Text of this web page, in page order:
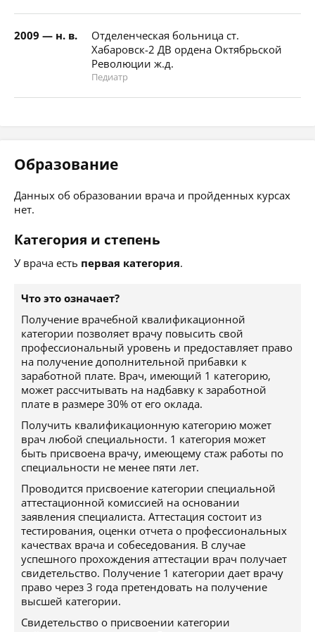
2009 — н. в.
Отделенческая больница ст.
Хабаровск-2 ДВ ордена Октябрьской
Революции ж.д.
Педиатр
Образование
Данных об образовании врача и пройденных курсах
нет.
Категория и степень
У врача есть первая категория.
Что это означает?
Получение врачебной квалификационной
категории позволяет врачу повысить свой
профессиональный уровень и предоставляет право
на получение дополнительной прибавки к
заработной плате. Врач, имеющий 1 категорию,
может рассчитывать на надбавку к заработной
плате в размере 30% от его оклада.
Получить квалификационную категорию может
врач любой специальности. 1 категория может
быть присвоена врачу, имеющему стаж работы по
специальности не менее пяти лет.
Проводится присвоение категории специальной
аттестационной комиссией на основании
заявления специалиста. Аттестация состоит из
тестирования, оценки отчета о профессиональных
качествах врача и собеседования. В случае
успешного прохождения аттестации врач получает
свидетельство. Получение 1 категории дает врачу
право через 3 года претендовать на получение
высшей категории.
Свидетельство о присвоении категории